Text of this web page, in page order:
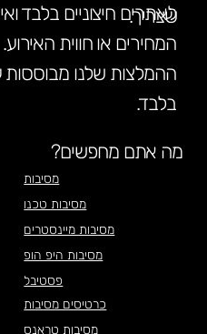
מה אתם מחפשים?
מסיבות
מסיבות טכנו
מסיבות טראנס
מסיבות מיינסטרים
מסיבות היפ הופ
פסטיבל
כרטיסים מסיבות
לאתרים חיצוניים בלבד
המחירים או חווית האירוע.
ההמלצות שלנו
בלבד.
שצריך.